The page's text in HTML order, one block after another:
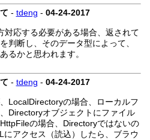
- tdeng - 04-24-2017
対応する必要がある場合、返されて
判断し、そのデータ型によって、
るかと思われます。
- tdeng - 04-24-2017
LocalDirectoryの場合、ローカルフ
Directoryオブジェクトにファイル
の場合、Directoryではないの
アクセス（読込）したら、ブラウ